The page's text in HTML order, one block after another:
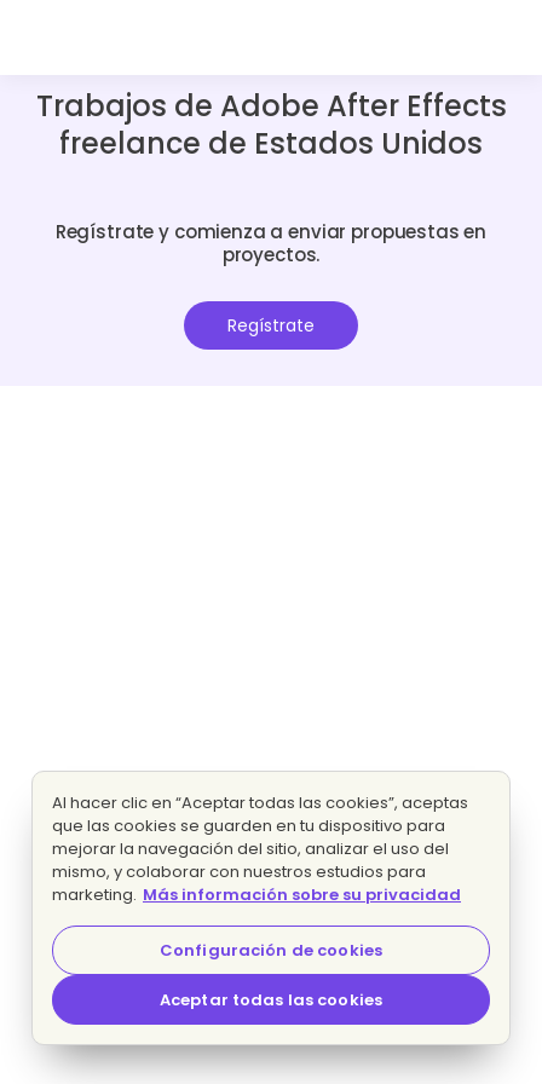
Trabajos de Adobe After Effects
freelance de Estados Unidos
Regístrate y comienza a enviar propuestas en
proyectos.
Regístrate
Al hacer clic en “Aceptar todas las cookies”, aceptas
que las cookies se guarden en tu dispositivo para
mejorar la navegación del sitio, analizar el uso del
mismo, y colaborar con nuestros estudios para
marketing. Más información sobre su privacidad
Configuración de cookies
Aceptar todas las cookies